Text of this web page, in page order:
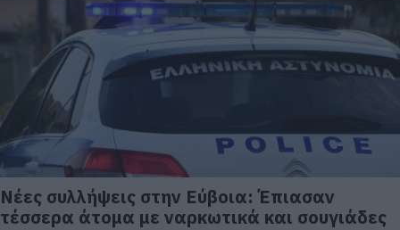
Νέες συλλήψεις στην Εύβοια: Έπιασαν
τέσσερα άτομα με ναρκωτικά και σουγιάδες